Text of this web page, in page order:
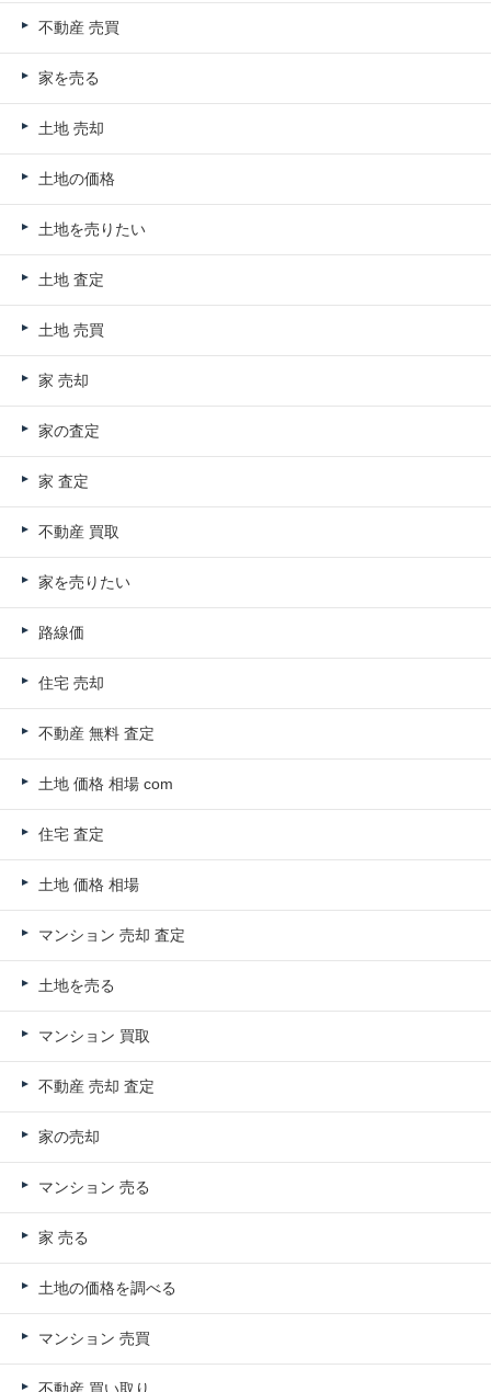
不動産 売買
家を売る
土地 売却
土地の価格
土地を売りたい
土地 査定
土地 売買
家 売却
家の査定
家 査定
不動産 買取
家を売りたい
路線価
住宅 売却
不動産 無料 査定
土地 価格 相場 com
住宅 査定
土地 価格 相場
マンション 売却 査定
土地を売る
マンション 買取
不動産 売却 査定
家の売却
マンション 売る
家 売る
土地の価格を調べる
マンション 売買